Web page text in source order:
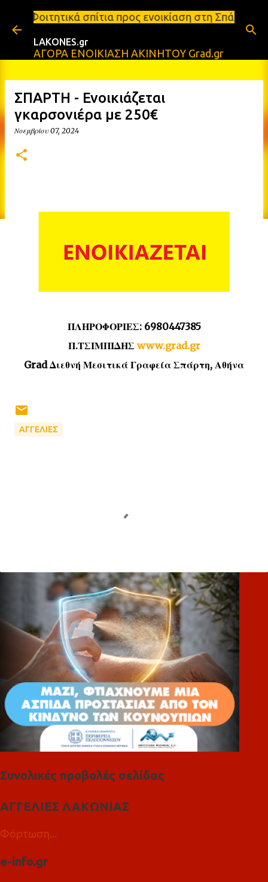
Μετάβαση στο κύριο περιεχόμενο
προς ενοικίαση στη Σπάρτη Ενοικιάσεις
LAKONES.gr
ΑΓΟΡΑ ΕΝΟΙΚΙΑΣΗ ΑΚΙΝΗΤΟΥ Grad.gr
ΣΠΑΡΤΗ - Ενοικιάζεται
γκαρσονιέρα με 250€
Νοεμβρίου 07, 2024
ΠΛΗΡΟΦΟΡΙΕΣ: 6980447385
Π.ΤΣΙΜΠΙΔΗΣ www.grad.gr
Grad Διεθνή Μεσιτικά Γραφεία Σπάρτη, Αθήνα
ΑΓΓΕΛΙΕΣ
λ
Συνολικές προβολές σελίδας
ΑΓΓΕΛΙΕΣ ΛΑΚΩΝΙΑΣ
Φόρτωση...
e-info.gr